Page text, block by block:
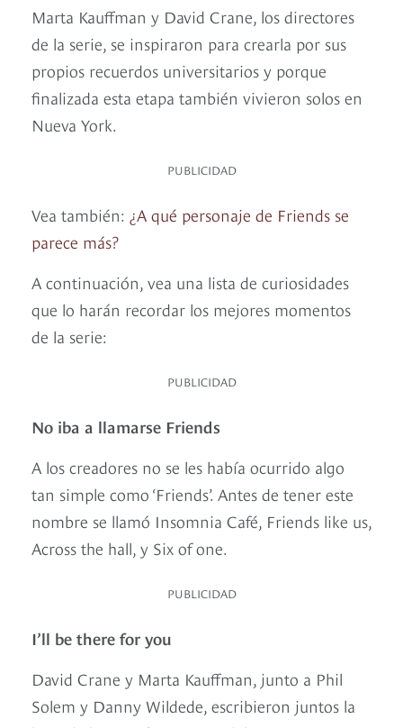
Marta Kauffman y David Crane, los directores
de la serie, se inspiraron para crearla por sus
propios recuerdos universitarios y porque
finalizada esta etapa también vivieron solos en
Nueva York.
PUBLICIDAD
Vea también: ¿A qué personaje de Friends se
parece más?
A continuación, vea una lista de curiosidades
que lo harán recordar los mejores momentos
de la serie:
PUBLICIDAD
No iba a llamarse Friends
A los creadores no se les había ocurrido algo
tan simple como ‘Friends’. Antes de tener este
nombre se llamó Insomnia Café, Friends like us,
Across the hall, y Six of one.
PUBLICIDAD
I’ll be there for you
David Crane y Marta Kauffman, junto a Phil
Solem y Danny Wildede, escribieron juntos la